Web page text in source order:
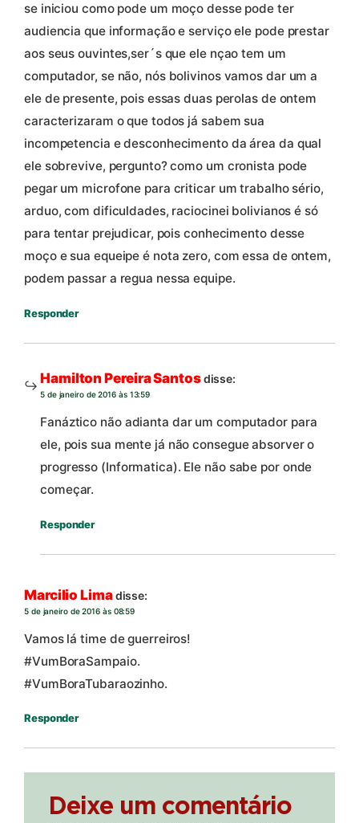
se iniciou como pode um moço desse pode ter
audiencia que informação e serviço ele pode prestar
aos seus ouvintes,ser´s que ele nçao tem um
computador, se não, nós bolivinos vamos dar um a
ele de presente, pois essas duas perolas de ontem
caracterizaram o que todos já sabem sua
incompetencia e desconhecimento da área da qual
ele sobrevive, pergunto? como um cronista pode
pegar um microfone para criticar um trabalho sério,
arduo, com dificuldades, raciocinei bolivianos é só
para tentar prejudicar, pois conhecimento desse
moço e sua equeipe é nota zero, com essa de ontem,
podem passar a regua nessa equipe.
Responder
Hamilton Pereira Santosdisse:
5 de janeiro de 2016 às 13:59
Fanáztico não adianta dar um computador para
ele, pois sua mente já não consegue absorver o
progresso (Informatica). Ele não sabe por onde
começar.
Responder
Marcilio Limadisse:
5 de janeiro de 2016 às 08:59
Vamos lá time de guerreiros!
#VumBoraSampaio.
#VumBoraTubaraozinho.
Responder
Deixe um comentário